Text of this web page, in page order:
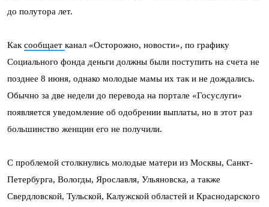
до полутора лет.
Как сообщает канал «Осторожно, новости», по графику
Социального фонда деньги должны были поступить на счета не
позднее 8 июня, однако молодые мамы их так и не дождались.
Обычно за две недели до перевода на портале «Госуслуги»
появляется уведомление об одобрении выплаты, но в этот раз
большинство женщин его не получили.
С проблемой столкнулись молодые матери из Москвы, Санкт-
Петербурга, Вологды, Ярославля, Ульяновска, а также
Свердловской, Тульской, Калужской областей и Краснодарского